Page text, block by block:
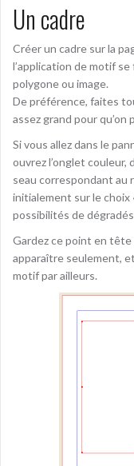
Un cadre
Créer un cadre sur la
l’application de motif
polygone ou image.
De préférence, faites
assez grand pour
Si vous allez dans le
ouvrez l’onglet couleur,
seau correspondant au
initialement sur le choix
possibilités de
Gardez ce point en tête
apparaître seulement,
motif par ailleurs.